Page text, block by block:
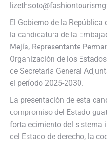
El Gobierno de la
la candidatura de la
Mejía, Representante
Organización de los
de Secretaria General
el período 2025-2030.
La presentación de esta
compromiso del Estado
fortalecimiento del sistema
del Estado de derecho, la